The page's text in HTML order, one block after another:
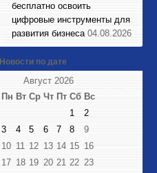
бесплатно освоить
цифровые инструменты для
развития бизнеса 04.08.2026
Новости по дате
Август 2026
Пн Вт Ср Чт Пт Сб Вс
1
2
3
4 5 6 7 8
9
10 11 12 13 14 15 16
17 18 19 20 21 22 23